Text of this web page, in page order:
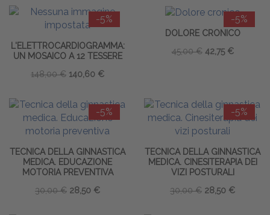
-5%
L'ELETTROCARDIOGRAMMA:
UN MOSAICO A 12 TESSERE
148,00 € 140,60 €
-5%
DOLORE CRONICO
45,00 € 42,75 €
-5%
TECNICA DELLA GINNASTICA
MEDICA. EDUCAZIONE
MOTORIA PREVENTIVA
30,00 € 28,50 €
-5%
TECNICA DELLA GINNASTICA
MEDICA. CINESITERAPIA DEI
VIZI POSTURALI
30,00 € 28,50 €